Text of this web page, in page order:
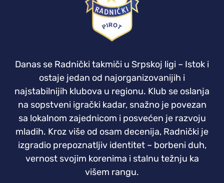
Danas se Radnički takmiči u Srpskoj ligi – Istok i
ostaje jedan od najorganizovanijih i
najstabilnijih klubova u regionu. Klub se oslanja
na sopstveni igrački kadar, snažno je povezan
sa lokalnom zajednicom i posvećen je razvoju
mladih. Kroz više od osam decenija, Radnički je
izgradio prepoznatljiv identitet – borbeni duh,
vernost svojim korenima i stalnu težnju ka
višem rangu.